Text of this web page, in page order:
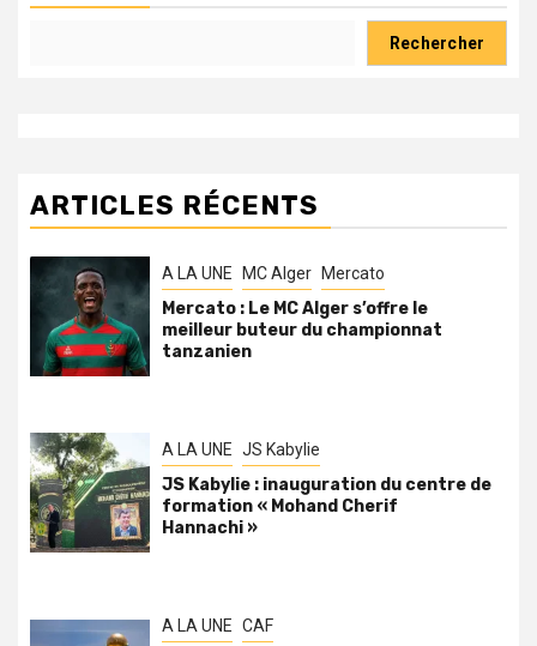
Rechercher
ARTICLES RÉCENTS
A LA UNE MC Alger Mercato
Mercato : Le MC Alger s’offre le
meilleur buteur du championnat
tanzanien
A LA UNE JS Kabylie
JS Kabylie : inauguration du centre de
formation « Mohand Cherif
Hannachi »
A LA UNE CAF